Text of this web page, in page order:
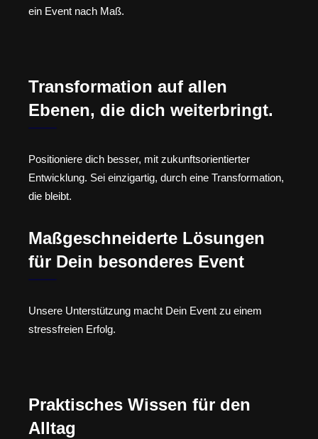
ein Event nach Maß.
Transformation auf allen
Ebenen, die dich weiterbringt.
Positioniere dich besser, mit zukunftsorientierter
Entwicklung. Sei einzigartig, durch eine Transformation,
die bleibt.
Maßgeschneiderte Lösungen
für Dein besonderes Event
Unsere Unterstützung macht Dein Event zu einem
stressfreien Erfolg.
Praktisches Wissen für den
Alltag